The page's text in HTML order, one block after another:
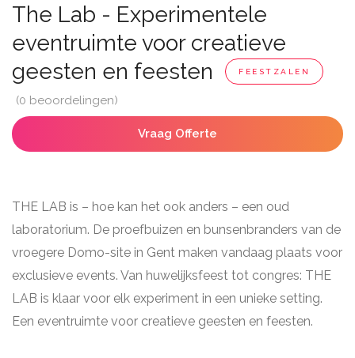
The Lab - Experimentele
eventruimte voor creatieve
geesten en feesten
FEESTZALEN
(0 beoordelingen)
Vraag Offerte
THE LAB is – hoe kan het ook anders – een oud
laboratorium. De proefbuizen en bunsenbranders van de
vroegere Domo-site in Gent maken vandaag plaats voor
exclusieve events. Van huwelijksfeest tot congres: THE
LAB is klaar voor elk experiment in een unieke setting.
Een eventruimte voor creatieve geesten en feesten.